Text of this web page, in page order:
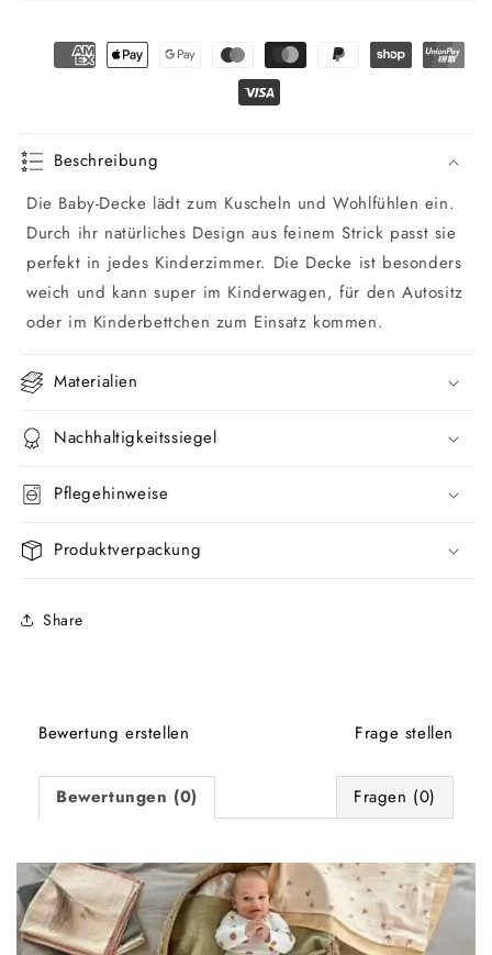
Beschreibung
Die Baby-Decke lädt zum Kuscheln und Wohlfühlen ein.
Durch ihr natürliches Design aus feinem Strick passt sie
perfekt in jedes Kinderzimmer. Die Decke ist besonders
weich und kann super im Kinderwagen, für den Autositz
oder im Kinderbettchen zum Einsatz kommen.
Materialien
Nachhaltigkeitssiegel
Pflegehinweise
Produktverpackung
Share
Bewertung erstellen Frage stellen
Bewertungen (0) Fragen (0)